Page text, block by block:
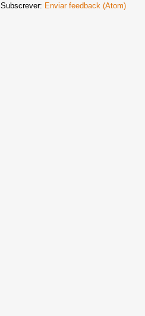
Subscrever: Enviar feedback (Atom)